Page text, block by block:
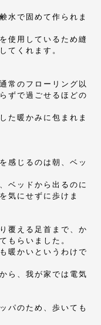
水で固めて作られま
使用しているため縫
てくれます。
常のフローリング以
ずで過ごせるほどの
た暖かみに包まれま
感じるのは朝、ベッ
ベッドから出るのに
気にせずに歩けま
覆える足首まで、か
もらいました。
暖かいというわけで
ら、我が家では電気
パのため、歩いても